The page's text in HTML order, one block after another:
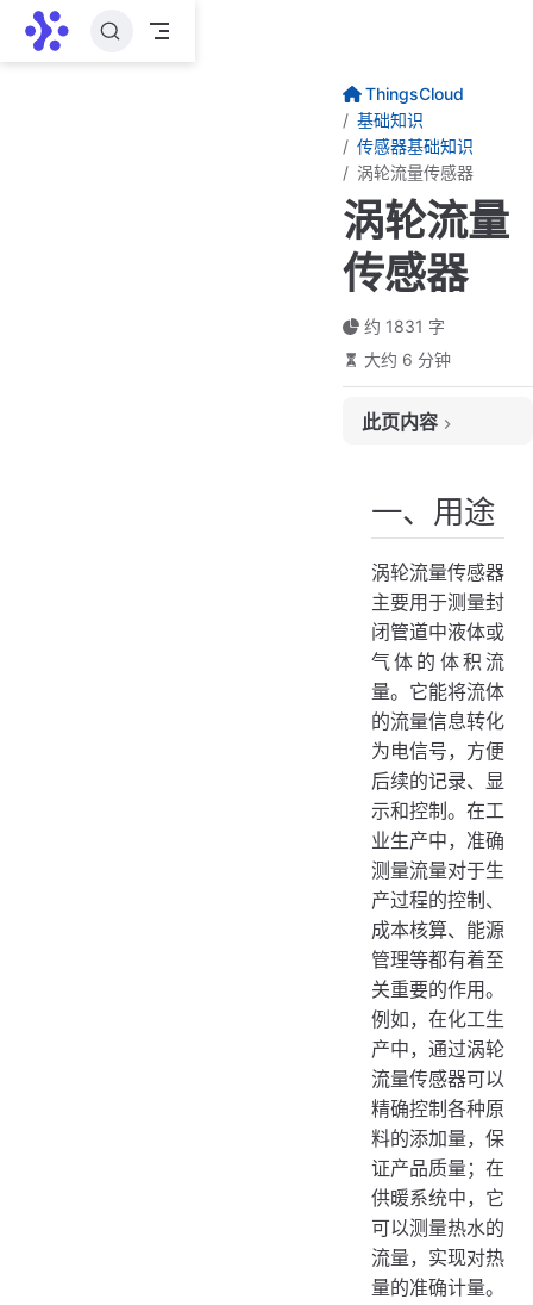
跳至主要內容
ThingsCloud
基础知识
传感器基础知识
涡轮流量传感器
涡轮流量
传感器
约 1831 字
大约 6 分钟
此页内容
二、常见分类
按检测方式分类
按输出信号分类
三、技术原理
四、应用场景
工业生产领域
能源管理领域
食品饮料行业
五、使用举例
安装与连接
数据采集与监控
智能控制与联动
一、用途
涡轮流量传感器
主要用于测量封
闭管道中液体或
气体的体积流
量。它能将流体
的流量信息转化
为电信号，方便
后续的记录、显
示和控制。在工
业生产中，准确
测量流量对于生
产过程的控制、
成本核算、能源
管理等都有着至
关重要的作用。
例如，在化工生
产中，通过涡轮
流量传感器可以
精确控制各种原
料的添加量，保
证产品质量；在
供暖系统中，它
可以测量热水的
流量，实现对热
量的准确计量。